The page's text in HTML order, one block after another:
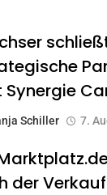
Synergie
Schiller 7.
der